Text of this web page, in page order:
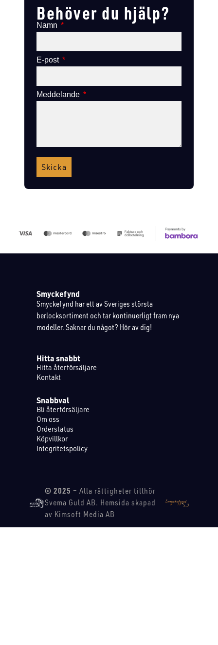
Behöver du hjälp?
Namn
E-post
Meddelande
Skicka
Smyckefynd
Smyckefynd har ett av Sveriges största
berlocksortiment och tar kontinuerligt fram nya
modeller. Saknar du något? Hör av dig!
Hitta snabbt
Hitta återförsäljare
Kontakt
Snabbval
Bli återförsäljare
Om oss
Orderstatus
Köpvillkor
Integritetspolicy
© 2025 – Alla rättigheter tillhör
Svema Guld AB. Hemsida skapad
av Kimsoft Media AB